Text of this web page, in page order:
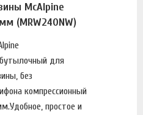
McAlpine
(MRW240NW)
для
без
компрессионный
простое и